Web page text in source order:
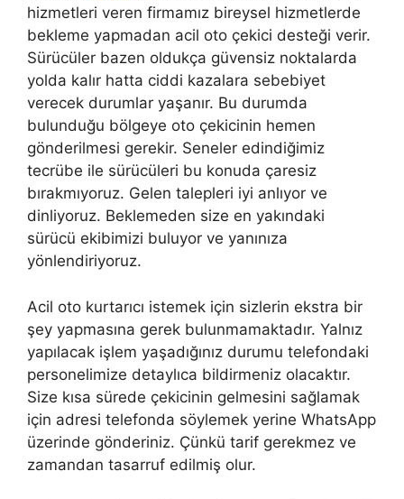
hizmetleri veren firmamız bireysel hizmetlerde
bekleme yapmadan acil oto çekici desteği verir.
Sürücüler bazen oldukça güvensiz noktalarda
yolda kalır hatta ciddi kazalara sebebiyet
verecek durumlar yaşanır. Bu durumda
bulunduğu bölgeye oto çekicinin hemen
gönderilmesi gerekir. Seneler edindiğimiz
tecrübe ile sürücüleri bu konuda çaresiz
bırakmıyoruz. Gelen talepleri iyi anlıyor ve
dinliyoruz. Beklemeden size en yakındaki
sürücü ekibimizi buluyor ve yanınıza
yönlendiriyoruz.
Acil oto kurtarıcı istemek için sizlerin ekstra bir
şey yapmasına gerek bulunmamaktadır. Yalnız
yapılacak işlem yaşadığınız durumu telefondaki
personelimize detaylıca bildirmeniz olacaktır.
Size kısa sürede çekicinin gelmesini sağlamak
için adresi telefonda söylemek yerine WhatsApp
üzerinde gönderiniz. Çünkü tarif gerekmez ve
zamandan tasarruf edilmiş olur.